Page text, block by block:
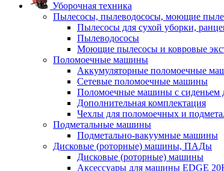
Уборочная техника
Пылесосы, пылеводососы, моющие
Пылесосы для сухой уборки,
Пылеводососы
Моющие пылесосы и ковровые
Поломоечные машины
Аккумуляторные поломоечные
Сетевые поломоечные машины
Поломоечные машины с сиденьем
Дополнительная комплектация
Чехлы для поломоечных и
Подметальные машины
Подметально-вакуумные машины
Дисковые (роторные) машины, ПАДы
Дисковые (роторные) машины
Аксессуары для машины EDGE